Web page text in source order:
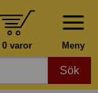
Meny
0 varor
Sök